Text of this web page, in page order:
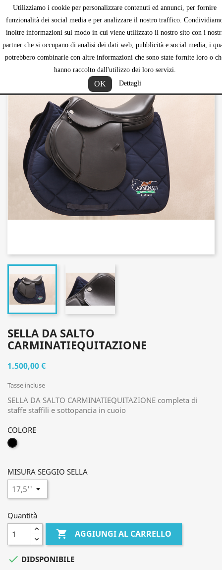
Utilizziamo i cookie per personalizzare contenuti ed annunci, per fornire
funzionalità dei social media e per analizzare il nostro traffico.
inoltre informazioni sul modo in cui viene utilizzato il nostro sito con i
partner che si occupano di analisi dei dati web, pubblicità e social media, i
potrebbero combinarle con altre informazioni che sono state fornite loro o
hanno raccolto dall'utilizzo dei loro servizi.
OK Dettagli

SELLA DA SALTO
CARMINATIEQUITAZIONE
1.500,00 €
Tasse incluse
SELLA DA SALTO CARMINATIEQUITAZIONE completa di
staffe staffili e sottopancia in cuoio
COLORE
NERO
MISURA SEGGIO SELLA
Quantità
 AGGIUNGI AL CARRELLO
 DIDSPONIBILE